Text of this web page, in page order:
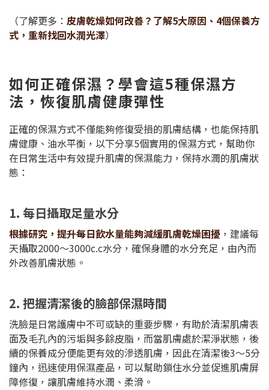
（了解更多： 皮膚乾燥如何改善？了解5大原因、4個保養方
式，重新找回水潤光澤）
如何正確保濕？學會這5種保濕方
法，恢復肌膚健康彈性
正確的保濕方式不僅能夠修復受損的肌膚結構，也能保持肌
膚健康、油水平衡，以下分享5個實用的保濕方式，幫助你
在日常生活中有效提升肌膚的保濕能力，保持水潤的肌膚狀
態：
1. 每日攝取足量水分
根據研究，提升每日飲水量能夠減緩肌膚乾燥困擾 ，建議每
天攝取2000～3000c.c水分，確保身體的水分充足，由內而
外改善肌膚狀態。
2. 把握清潔後的臉部保濕時間
洗臉是日常護膚中不可或缺的重要步驟，有助於清潔肌膚表
面及毛孔內的污垢與多餘皮脂，而當肌膚處於潔淨狀態，後
續的保養成分便能更有效的滲透肌膚，因此在清潔後3～5分
鐘內，迅速使用保濕產品，可以幫助鎖住水分並促進肌膚屏
障修復，讓肌膚維持水潤​、柔滑。